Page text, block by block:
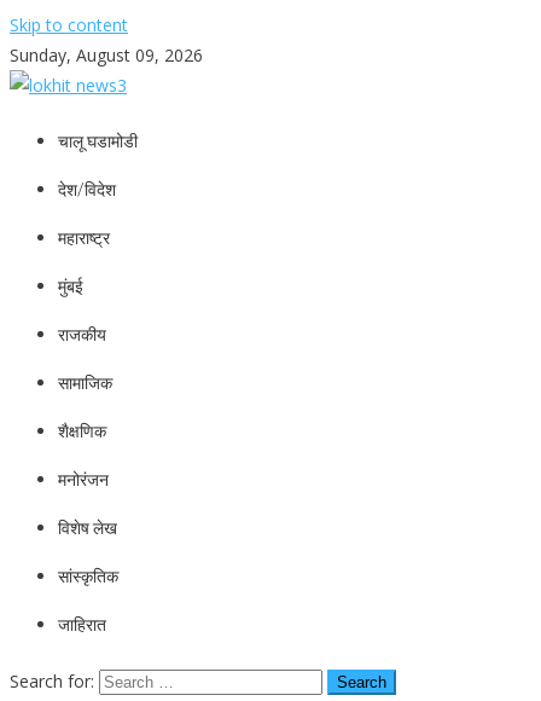
Skip to content
Sunday, August 09, 2026
lokhit news3
lokhit news 3
चालू घडामोडी
देश/विदेश
महाराष्ट्र
मुंबई
राजकीय
सामाजिक
शैक्षणिक
मनोरंजन
विशेष लेख
सांस्कृतिक
जाहिरात
Search for: